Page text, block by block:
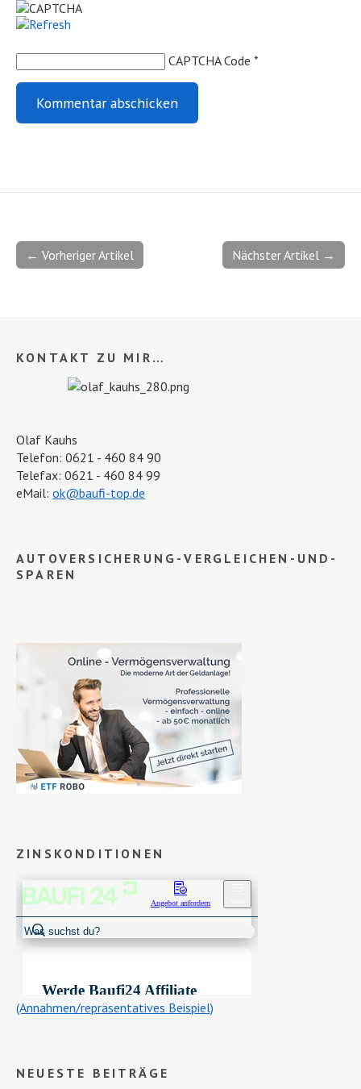
CAPTCHA Code *
Nächster Artikel →
← Vorheriger Artikel
KONTAKT ZU MIR…
Olaf Kauhs
Telefon: 0621 - 460 84 90
Telefax: 0621 - 460 84 99
eMail: ok@baufi-top.de
AUTOVERSICHERUNG-VERGLEICHEN-UND-
SPAREN
ZINSKONDITIONEN
(Annahmen/repräsentatives Beispiel)
NEUESTE BEITRÄGE